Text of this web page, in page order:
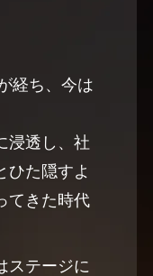
経ち、今は
浸透し、社
ひた隠すよ
てきた時代
ステージに